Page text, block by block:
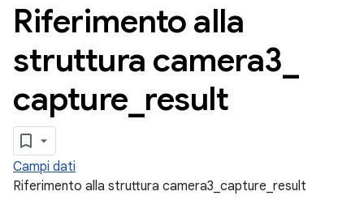
Riferimento alla
struttura camera3
capture result
Campi dati
Riferimento alla struttura camera3_capture_result